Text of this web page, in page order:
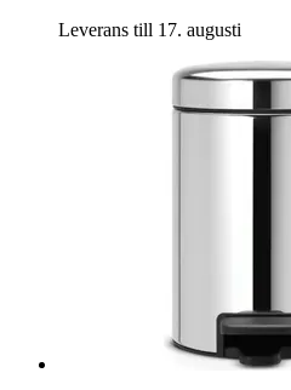
Leverans till 17. augusti